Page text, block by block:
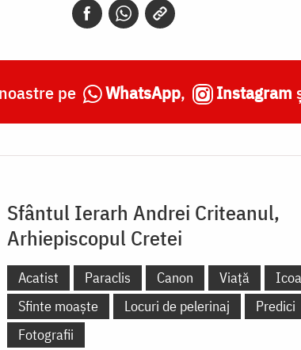
pe WhatsApp, Instagram
Sfântul Ierarh Andrei Criteanul,
Arhiepiscopul Cretei
Acatist Paraclis Canon Viață
Sfinte moaște
Locuri de pelerinaj
Predici
Fotografii